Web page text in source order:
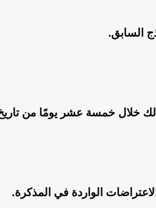
السابق.
خلال خمسة عشر يومًا من
الواردة في المذكرة.